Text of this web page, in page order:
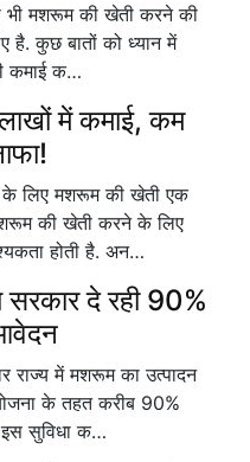
मशरूम की खेती करने की
है. कुछ बातों को ध्यान में
कमाई क…
में कमाई, कम
लिए मशरूम की खेती एक
की खेती करने के लिए
होती है. अन…
दे रही 90%
राज्य में मशरूम का उत्पादन
के तहत करीब 90%
इस सुविधा क…